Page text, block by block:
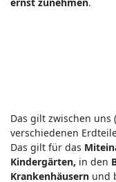
Das gilt zwischen uns
verschiedenen
Das gilt für das
Kindergärten, in den
Krankenhäusern und